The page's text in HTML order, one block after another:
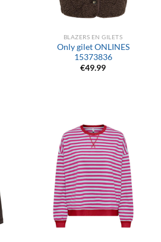
BLAZERS EN GILETS
Only gilet ONLINES
15373836
€49.99